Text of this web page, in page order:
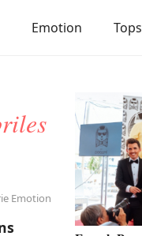
Emotion Tops
Emotion